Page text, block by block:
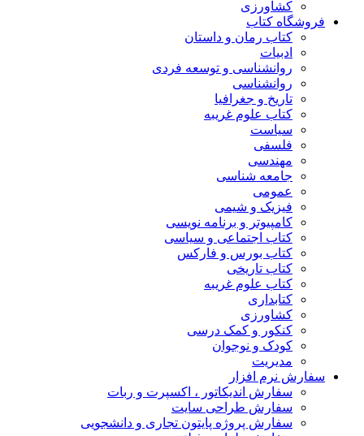
کشاورزی
فروشگاه کتاب
کتاب رمان و داستان
ادبیات
روانشناسی و توسعه فردی
روانشناسی
تاریخ و جغرافیا
کتاب علوم غریبه
سیاست
فلسفی
مهندسی
جامعه شناسی
عمومی
فیزیک و شیمی
کامپیوتر و برنامه نویسی
کتاب اجتماعی و سیاسی
کتاب بورس و فارکس
کتاب تاریخی
کتاب علوم غریبه
کتابداری
کشاورزی
کنکور و کمک‌ درسی
کودک و نوجوان
مدیریت
سفارش نرم افزار
سفارش اندیکاتور ، اکسپرت و ربات
سفارش طراحی سایت
سفارش پروژه پایتون تجاری و دانشجویی